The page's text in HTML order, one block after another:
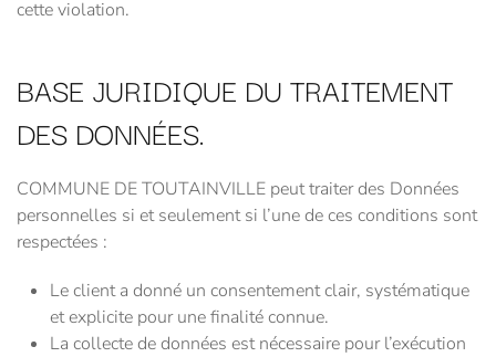
cette violation.
BASE JURIDIQUE DU TRAITEMENT
DES DONNÉES.
COMMUNE DE TOUTAINVILLE peut traiter des Données
personnelles si et seulement si l’une de ces conditions sont
respectées :
Le client a donné un consentement clair, systématique
et explicite pour une finalité connue.
La collecte de données est nécessaire pour l’exécution